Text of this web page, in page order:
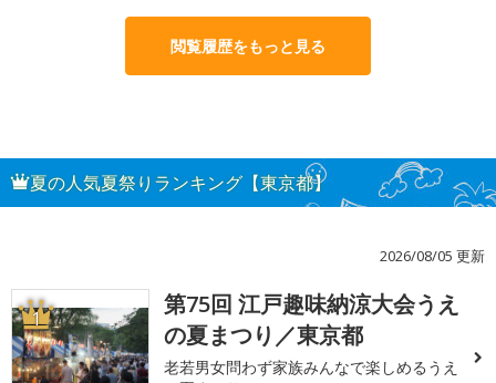
閲覧履歴をもっと見る
夏の人気夏祭りランキング【東京都】
2026/08/05 更新
1
第75回 江戸趣味納涼大会うえ
の夏まつり／東京都
老若男女問わず家族みんなで楽しめるうえ